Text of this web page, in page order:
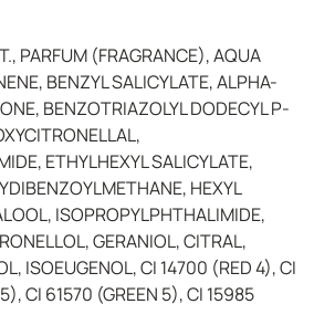
PARFUM (FRAGRANCE), AQUA
BENZYL SALICYLATE, ALPHA-
BENZOTRIAZOLYL DODECYL P-
ETHYLHEXYL SALICYLATE,
HEXYL
ISOPROPYLPHTHALIMIDE,
GERANIOL, CITRAL,
ISOEUGENOL, CI 14700 (RED 4), CI
CI 61570 (GREEN 5), CI 15985